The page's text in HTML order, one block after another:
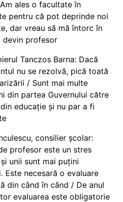
ales o facultate în
pentru că pot deprinde noi
dar vreau să mă întorc în
devin profesor
Tanczos Barna: Dacă
nu se rezolvă, pică toată
/ Sunt mai multe
din partea Guvernului către
educație și nu par a fi
consilier școlar:
profesor este un stres
unii sunt mai puțini
Este necesară o evaluare
din când în când / De anul
evaluarea este obligatorie